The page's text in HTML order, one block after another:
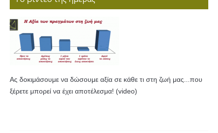
Ας δοκιμάσουμε να δώσουμε αξία σε κάθε τι στη ζωή μας...που
ξέρετε μπορεί να έχει αποτέλεσμα! (video)